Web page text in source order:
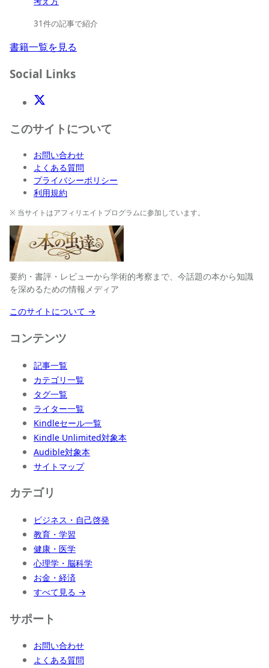
31件の記事で紹介
書籍一覧を見る
Social Links
X(Twitter)
このサイトについて
お問い合わせ
よくある質問
プライバシーポリシー
利用規約
※ 当サイトはアフィリエイトプログラムに参加しています。
要約・書評・レビューから学術的考察まで、今話題の本から知識
を深めるための情報メディア
このサイトについて →
コンテンツ
記事一覧
カテゴリ一覧
タグ一覧
ライター一覧
Kindleセール一覧
Kindle Unlimited対象本
Audible対象本
サイトマップ
カテゴリ
ビジネス・自己啓発
教育・学習
健康・医学
心理学・脳科学
お金・経済
すべて見る →
サポート
お問い合わせ
よくある質問